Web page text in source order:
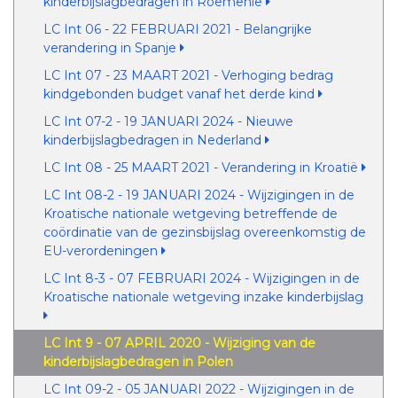
LC Int 06 - 22 FEBRUARI 2021 - Belangrijke
verandering in Spanje
LC Int 07 - 23 MAART 2021 - Verhoging bedrag
kindgebonden budget vanaf het derde kind
LC Int 07-2 - 19 JANUARI 2024 - Nieuwe
kinderbijslagbedragen in Nederland
LC Int 08 - 25 MAART 2021 - Verandering in Kroatië
LC Int 08-2 - 19 JANUARI 2024 - Wijzigingen in de
Kroatische nationale wetgeving betreffende de
coördinatie van de gezinsbijslag overeenkomstig de
EU-verordeningen
LC Int 8-3 - 07 FEBRUARI 2024 - Wijzigingen in de
Kroatische nationale wetgeving inzake kinderbijslag
LC Int 9 - 07 APRIL 2020 - Wijziging van de
kinderbijslagbedragen in Polen
LC Int 09-2 - 05 JANUARI 2022 - Wijzigingen in de